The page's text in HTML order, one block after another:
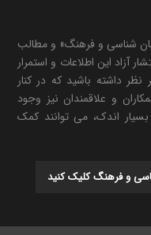
شناسی و فرهنگ» و مطالب
این اطلاعات و استمرار
داشته باشید که در کنار
و علاقمندان نیز وجود
اندک، می توانند کمک
و فرهنگ کلیک کنید